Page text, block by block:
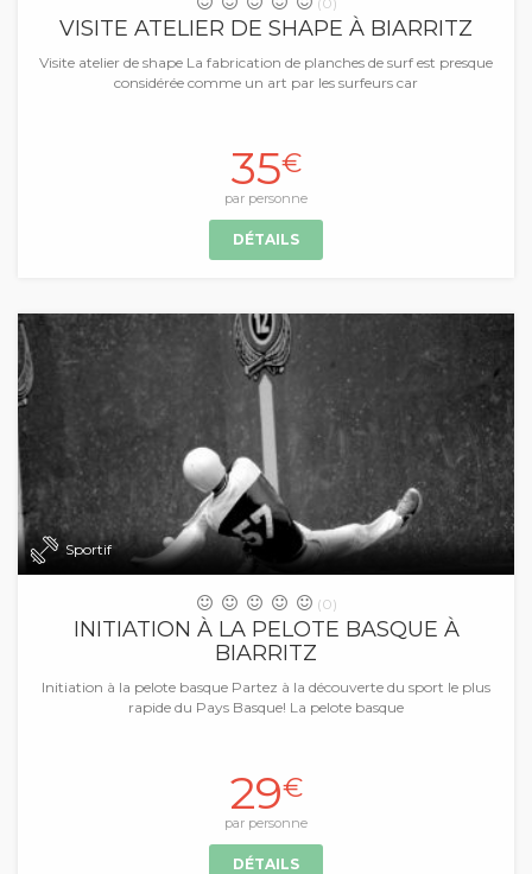
VISITE ATELIER DE SHAPE À BIARRITZ
Visite atelier de shape La fabrication de planches de surf est presque
considérée comme un art par les surfeurs car
35€
par personne
DÉTAILS
Sportif
(0)
INITIATION À LA PELOTE BASQUE À
BIARRITZ
Initiation à la pelote basque Partez à la découverte du sport le plus
rapide du Pays Basque! La pelote basque
29€
par personne
DÉTAILS